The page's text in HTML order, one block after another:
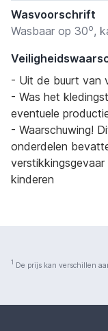
Wasvoorschrift
Wasbaar op 30o,
- Uit de buurt van
- Was het
eventuele
- Waarschuwing!
onderdelen
kinderen
1 De prijs kan verschillen